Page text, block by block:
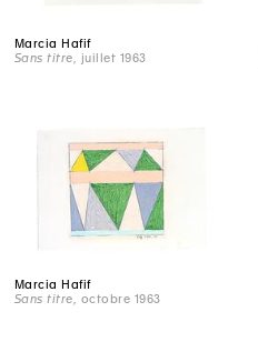
Marcia Hafif
Sans titre , juillet 1963
Marcia Hafif
Sans titre, octobre 1963